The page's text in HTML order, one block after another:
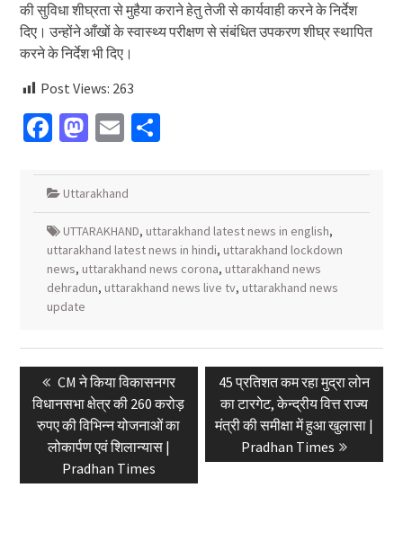
की सुविधा शीघ्रता से मुहैया कराने हेतु तेजी से कार्यवाही करने के निर्देश
दिए। उन्होंने आँखों के स्वास्थ्य परीक्षण से संबंधित उपकरण शीघ्र स्थापित
करने के निर्देश भी दिए।
Post Views: 263
Facebook
Mastodon
EmailShare
Uttarakhand
UTTARAKHAND, uttarakhand latest news in english,
uttarakhand latest news in hindi, uttarakhand lockdown
news, uttarakhand news corona, uttarakhand news
dehradun, uttarakhand news live tv, uttarakhand news
update
Post
navigation
Previous
post:
CM ने किया विकासनगर
विधानसभा क्षेत्र की 260 करोड़
रुपए की विभिन्न योजनाओं का
लोकार्पण एवं शिलान्यास |
Pradhan Times
Next
post:
45 प्रतिशत कम रहा मुद्रा लोन
का टारगेट, केन्द्रीय वित्त राज्य
मंत्री की समीक्षा में हुआ खुलासा |
Pradhan Times